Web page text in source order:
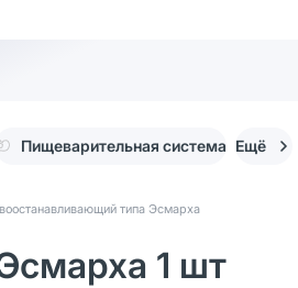
Пищеварительная система Ещё
типа Эсмарха
1 шт